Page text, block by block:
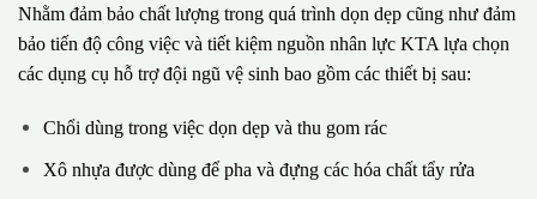
Nhằm đảm bảo chất lượng trong quá trình dọn dẹp cũng như đảm
bảo tiến độ công việc và tiết kiệm nguồn nhân lực KTA lựa chọn
các dụng cụ hỗ trợ đội ngũ vệ sinh bao gồm các thiết bị sau:
Chổi dùng trong việc dọn dẹp và thu gom rác
Xô nhựa được dùng để pha và đựng các hóa chất tẩy rửa